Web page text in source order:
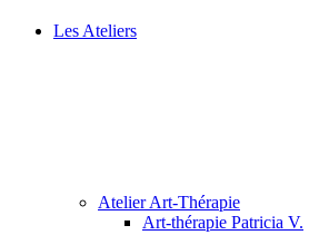
Les Ateliers
Atelier Art-Thérapie
Art-thérapie Patricia V.